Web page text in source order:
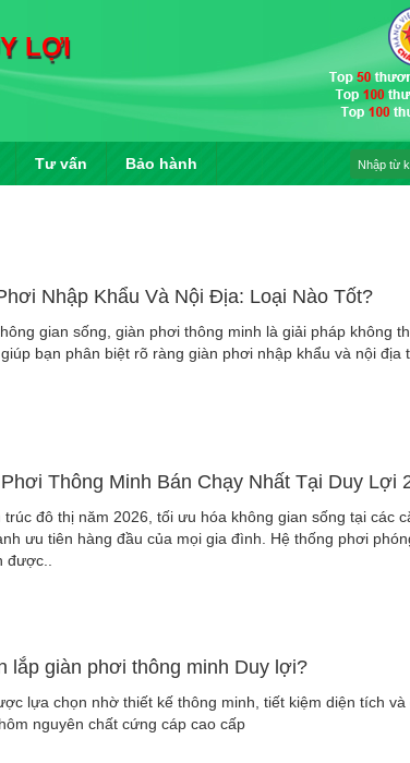
LỢI
Tư vấn Bảo hành
Nhập Khẩu Và Nội Địa: Loại Nào Tốt?
gian sống, giàn phơi thông minh là giải pháp không
bạn phân biệt rõ ràng giàn phơi nhập khẩu và nội địa
Thông Minh Bán Chạy Nhất Tại Duy Lợi
đô thị năm 2026, tối ưu hóa không gian sống tại các
ưu tiên hàng đầu của mọi gia đình. Hệ thống phơi
lắp giàn phơi thông minh Duy lợi?
lựa chọn nhờ thiết kế thông minh, tiết kiệm diện tích
nguyên chất cứng cáp cao cấp